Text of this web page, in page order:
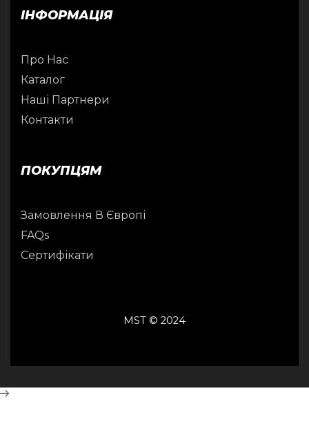
ІНФОРМАЦІЯ
Про Нас
Каталог
Наші Партнери
Контакти
ПОКУПЦЯМ
Замовлення В Європі
FAQs
Сертифікати
MST © 2024